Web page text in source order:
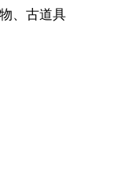
、古道具